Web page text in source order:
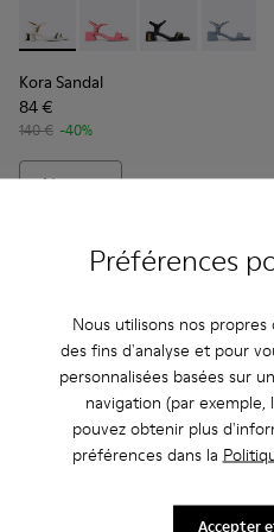
Préférences
Nous utilisons nos
des fins d'analyse et pour
personnalisées basées sur
navigation (par exemple,
pouvez obtenir plus
préférences dans la
Accepter
Kora Sandal - K201914-003 -
Kora Sandal -Kora Sandal -
Kora
Kora Sandal
84 €
140 € -40%
Ajouter